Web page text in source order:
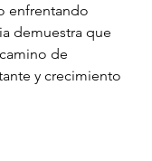
enfrentando
demuestra que
de
y crecimiento